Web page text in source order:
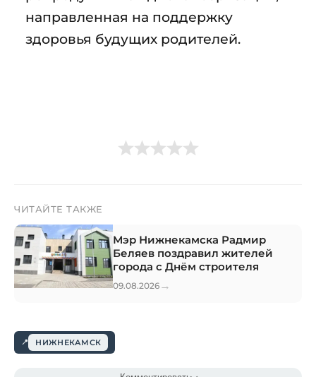
направленная на поддержку
здоровья будущих родителей.
ЧИТАЙТЕ ТАКЖЕ
Мэр Нижнекамска Радмир
Беляев поздравил жителей
города с Днём строителя
09.08.2026 →
НИЖНЕКАМСК